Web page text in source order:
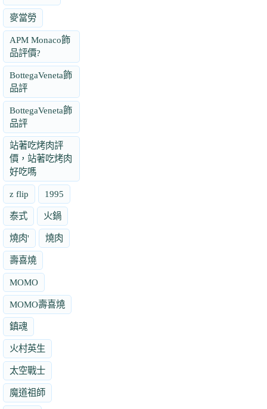
麥當勞
APM Monaco飾
品評價?
BottegaVeneta飾
品評
BottegaVeneta飾
品評
站著吃烤肉評
價，站著吃烤肉
好吃嗎
z flip 1995
泰式 火鍋
燒肉' 燒肉
壽喜燒
MOMO
MOMO壽喜燒
鎮魂
火村英生
太空戰士
魔道祖師